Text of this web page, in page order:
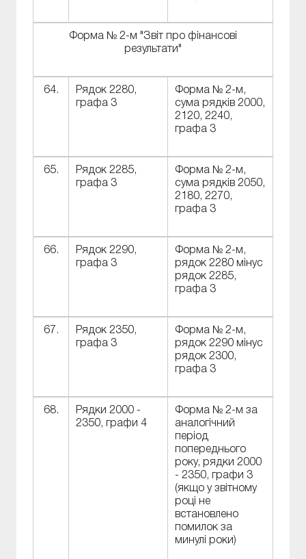
Форма № 2-м "Звіт про фінансові
результати"
64.
Рядок 2280,
графа 3
Форма № 2-м,
сума рядків 2000,
2120, 2240,
графа 3
65.
Рядок 2285,
графа 3
Форма № 2-м,
сума рядків 2050,
2180, 2270,
графа 3
66.
Рядок 2290,
графа 3
Форма № 2-м,
рядок 2280 мінус
рядок 2285,
графа 3
67.
Рядок 2350,
графа 3
Форма № 2-м,
рядок 2290 мінус
рядок 2300,
графа 3
68.
Рядки 2000 -
2350, графи 4
Форма № 2-м за
аналогічний
період
попереднього
року, рядки 2000
- 2350, графи 3
(якщо у звітному
році не
встановлено
помилок за
минулі роки)